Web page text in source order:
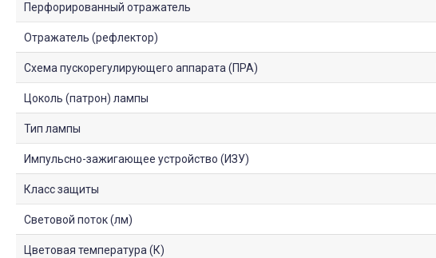
Перфорированный отражатель
Отражатель (рефлектор)
Схема пускорегулирующего аппарата (ПРА)
Цоколь (патрон) лампы
Тип лампы
Импульсно-зажигающее устройство (ИЗУ)
Класс защиты
Световой поток (лм)
Цветовая температура (К)